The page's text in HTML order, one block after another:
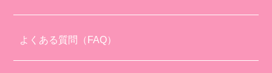
よくある質問（FAQ）